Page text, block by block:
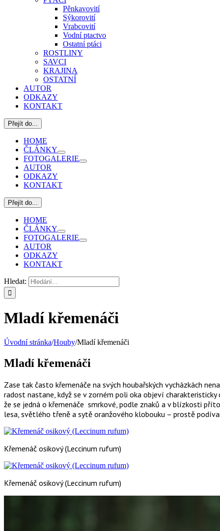
Pěnkavovití
Sýkorovití
Vrabcovití
Vodní ptactvo
Ostatní ptáci
ROSTLINY
SAVCI
KRAJINA
OSTATNÍ
AUTOR
ODKAZY
KONTAKT
Přejít do...
HOME
ČLÁNKY
FOTOGALERIE
AUTOR
ODKAZY
KONTAKT
Přejít do...
HOME
ČLÁNKY
FOTOGALERIE
AUTOR
ODKAZY
KONTAKT
Hledat:
Mladí křemenáči
Úvodní stránka/Houby/Mladí křemenáči
Mladí křemenáči
Zase tak často křemenáče na svých houbařských vycházkách
radost nastane, když se v zorném poli oka objeví
že se jedná o křemenáče smrkové, podle znaků a v blízkosti
lesa, světlého třeně a sytě oranžového klobouku – prostě
Křemenáč osikový (Leccinum rufum)
Křemenáč osikový (Leccinum rufum)